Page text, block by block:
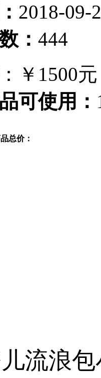
2018-09-
： 444
￥1500元
可使用：
总价：
流浪